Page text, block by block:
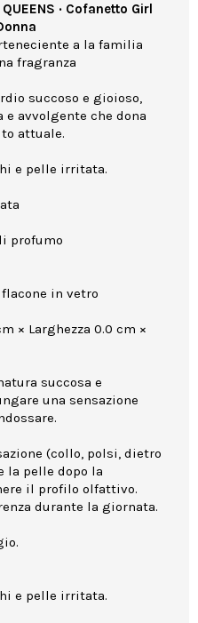
· Cofanetto Girl
a la familia
fragranza
succoso e gioioso,
e avvolgente che dona
attuale.
e pelle irritata.
profumo
in vetro
× Larghezza 0.0 cm ×
succosa e
una sensazione
(collo, polsi, dietro
la pelle dopo la
il profilo olfattivo.
durante la giornata.
e pelle irritata.